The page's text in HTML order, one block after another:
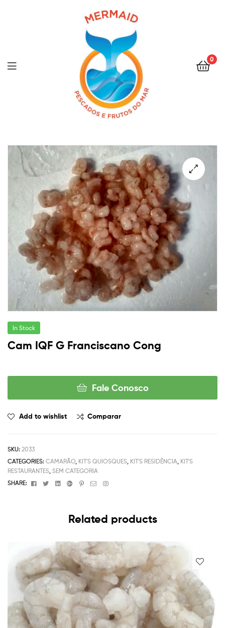
0
Menu
In Stock
Cam IQF G Franciscano Cong
Fale Conosco
Add to wishlist Comparar
SKU: 2033
CATEGORIES: CAMARÃO, KIT'S QUIOSQUES, KIT'S RESIDÊNCIA, KIT'S
RESTAURANTES, SEM CATEGORIA
SHARE:
FacebookTwitterLinkedinGoogle+Pinterest
EmailInstagram
Related products